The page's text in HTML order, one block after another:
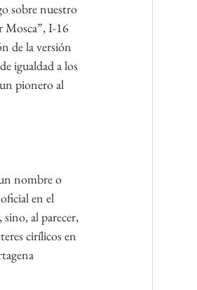
sobre nuestro
Mosca”, I-16
de la versión
igualdad a los
pionero al
nombre o
en el
al parecer,
cirílicos en